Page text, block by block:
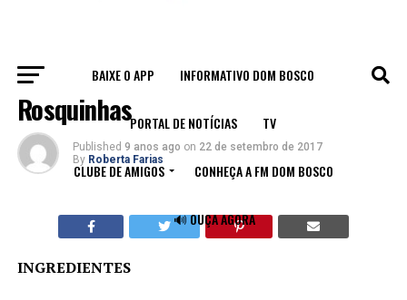
BAIXE O APP INFORMATIVO DOM BOSCO
PORTAL DE NOTÍCIAS TV
CLUBE DE AMIGOS CONHEÇA A FM DOM BOSCO
🔊 OUÇA AGORA
RECEITAS
Rosquinhas
Published 9 anos ago on 22 de setembro de 2017
By Roberta Farias
INGREDIENTES